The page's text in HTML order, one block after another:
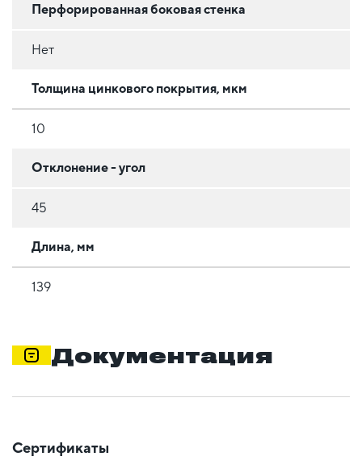
Перфорированная боковая стенка
Нет
Толщина цинкового покрытия, мкм
10
Отклонение - угол
45
Длина, мм
139
Документация
Сертификаты